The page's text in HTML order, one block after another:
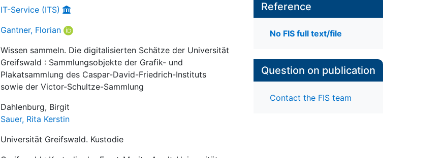
IT-Service (ITS)
Gantner, Florian
Wissen sammeln. Die digitalisierten Schätze der Universität
Greifswald : Sammlungsobjekte der Grafik- und
Plakatsammlung des Caspar-David-Friedrich-Instituts
sowie der Victor-Schultze-Sammlung
Dahlenburg, Birgit
Sauer, Rita Kerstin
Universität Greifswald. Kustodie
Reference
No FIS full text/file
Question on publication
Contact the FIS team